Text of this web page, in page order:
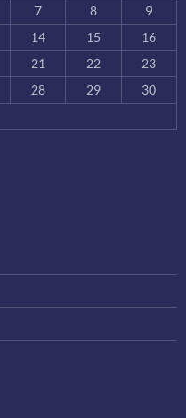
7 8
9
14 15
16
21 22
23
28 29
30